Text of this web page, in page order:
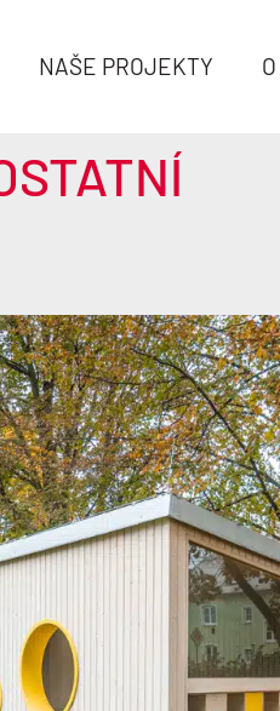
NAŠE PROJEKTY